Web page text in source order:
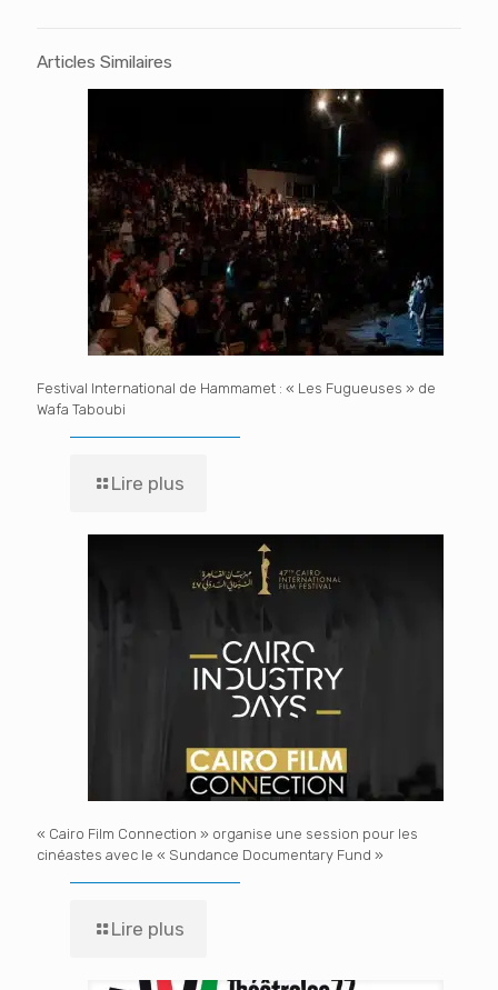
Articles Similaires
Festival International de Hammamet : « Les Fugueuses » de
Wafa Taboubi
Lire plus
« Cairo Film Connection » organise une session pour les
cinéastes avec le « Sundance Documentary Fund »
Lire plus